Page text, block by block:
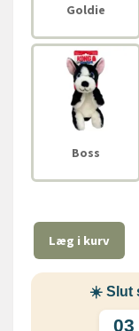
Goldie
Boss
Læg i kurv
☀️ Slut
03